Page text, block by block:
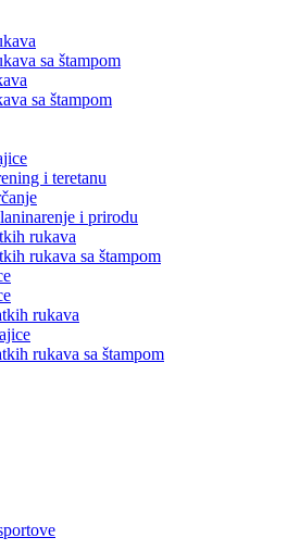
sa štampom
sa štampom
i teretanu
i prirodu
rukava
rukava sa štampom
rukava
rukava sa štampom